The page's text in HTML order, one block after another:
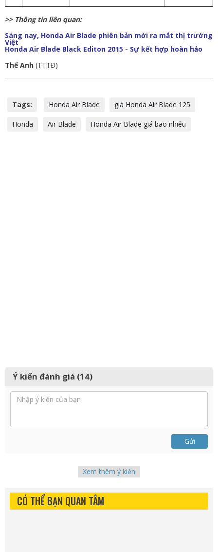
>> Thông tin liên quan:
Sáng nay, Honda Air Blade phiên bản mới ra mắt thị trường
Việt
Honda Air Blade Black Editon 2015 - Sự kết hợp hoàn hảo
Thế Anh (TTTĐ)
Tags: Honda Air Blade giá Honda Air Blade 125
Honda Air Blade Honda Air Blade giá bao nhiêu
Ý kiến đánh giá (14)
Gửi
Xem thêm ý kiến
CÓ THỂ BẠN QUAN TÂM